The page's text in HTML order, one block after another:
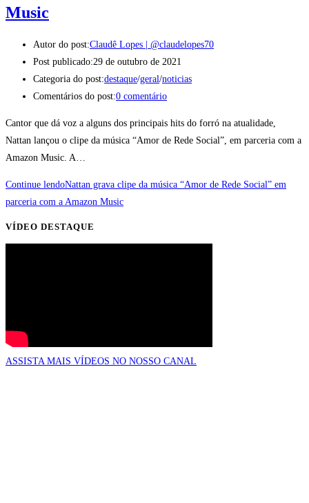
Music
Autor do post:Claudê Lopes | @claudelopes70
Post publicado:29 de outubro de 2021
Categoria do post:destaque/geral/noticias
Comentários do post:0 comentário
Cantor que dá voz a alguns dos principais hits do forró na atualidade,
Nattan lançou o clipe da música “Amor de Rede Social”, em parceria com a
Amazon Music. A…
Continue lendoNattan grava clipe da música “Amor de Rede Social” em
parceria com a Amazon Music
VÍDEO DESTAQUE
ASSISTA MAIS VÍDEOS NO NOSSO CANAL